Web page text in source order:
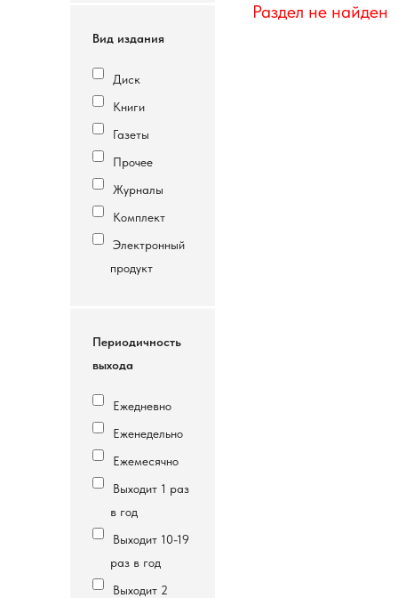
Вид издания
Диск
Книги
Газеты
Прочее
Журналы
Комплект
Электронный
продукт
Периодичность
выхода
Ежедневно
Еженедельно
Ежемесячно
Выходит 1 раз
в год
Выходит 10-19
раз в год
Выходит 2
Раздел не найден